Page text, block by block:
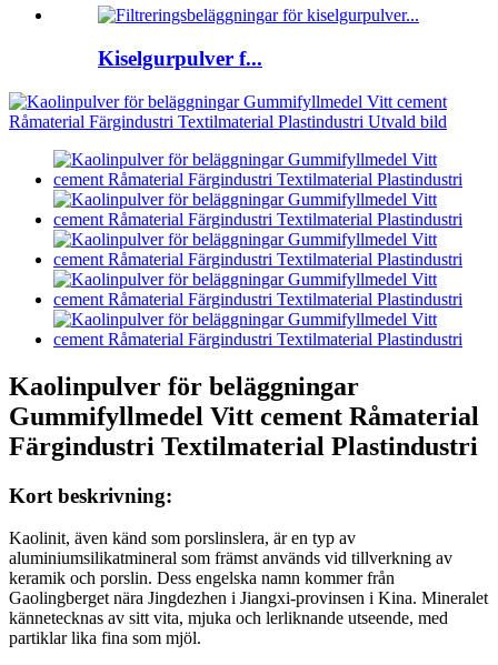
Kiselgurpulver f...
Kaolinpulver för beläggningar
Gummifyllmedel Vitt cement Råmaterial
Färgindustri Textilmaterial Plastindustri
Kort beskrivning:
Kaolinit, även känd som porslinslera, är en typ av
aluminiumsilikatmineral som främst används vid tillverkning av
keramik och porslin. Dess engelska namn kommer från
Gaolingberget nära Jingdezhen i Jiangxi-provinsen i Kina. Mineralet
kännetecknas av sitt vita, mjuka och lerliknande utseende, med
partiklar lika fina som mjöl.